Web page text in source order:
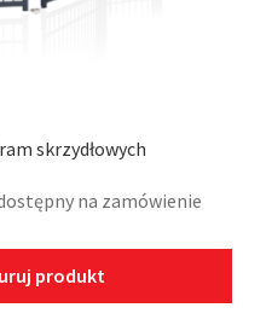
skrzydłowych
na zamówienie
produkt